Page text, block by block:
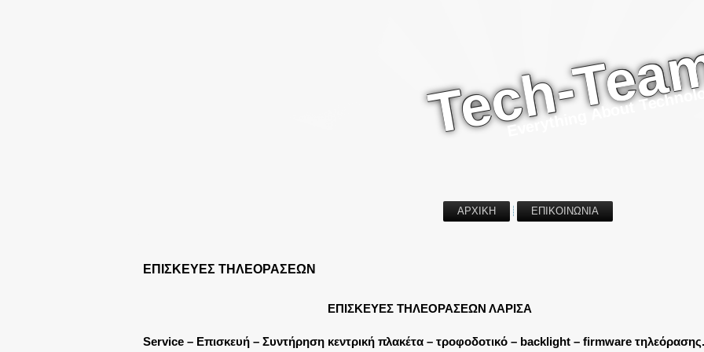
Tech-Everything About Technology
ΑΡΧΙΚΗ ΕΠΙΚΟΙΝΩΝΙΑ
ΕΠΙΣΚΕΥΕΣ ΤΗΛΕΟΡΑΣΕΩΝ
ΕΠΙΣΚΕΥΕΣ ΤΗΛΕΟΡΑΣΕΩΝ ΛΑΡΙΣΑ
Service – Επισκευή – Συντήρηση κεντρική πλακέτα – τροφοδοτικό – backlight – firmware τηλεόρασης.